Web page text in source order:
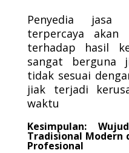
Penyedia jasa
terpercaya akan
terhadap hasil
sangat berguna
tidak sesuai
jiak terjadi
waktu
Kesimpulan:
Tradisional Modern
Profesional